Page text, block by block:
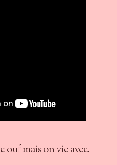
ouf mais on vie avec.